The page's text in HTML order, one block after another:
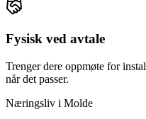
Fysisk ved avtale
Trenger dere oppmøte for
når det passer.
Næringsliv i Molde